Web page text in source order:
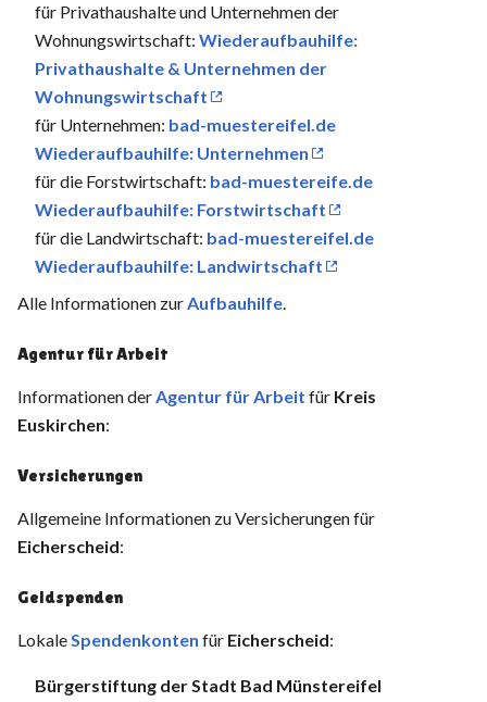
für Privathaushalte und Unternehmen der
Wohnungswirtschaft: Wiederaufbauhilfe:
Privathaushalte & Unternehmen der
Wohnungswirtschaft
für Unternehmen: bad-muestereifel.de
Wiederaufbauhilfe: Unternehmen
für die Forstwirtschaft: bad-muestereife.de
Wiederaufbauhilfe: Forstwirtschaft
für die Landwirtschaft: bad-muestereifel.de
Wiederaufbauhilfe: Landwirtschaft
Alle Informationen zurAufbauhilfe.
Agentur für Arbeit
Informationen derAgentur für Arbeit für Kreis
Euskirchen:
Versicherungen
Allgemeine Informationen zu Versicherungen für
Eicherscheid:
Geldspenden
LokaleSpendenkonten für Eicherscheid:
Bürgerstiftung der Stadt Bad Münstereifel